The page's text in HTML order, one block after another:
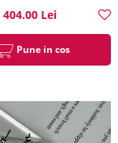
404.00 Lei
Pune in cos